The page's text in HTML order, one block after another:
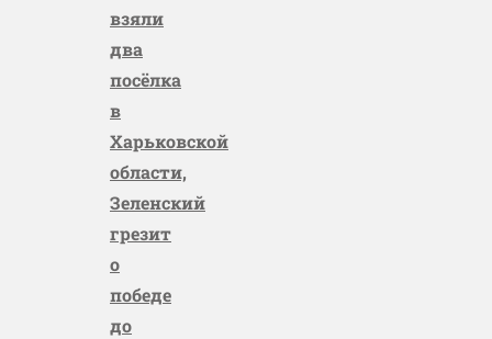
взяли
два
посёлка
в
Харьковской
области,
Зеленский
грезит
о
победе
до